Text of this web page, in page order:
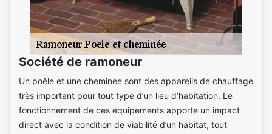
Société de ramoneur
Un poêle et une cheminée sont des appareils de chauffage
très important pour tout type d’un lieu d’habitation. Le
fonctionnement de ces équipements apporte un impact
direct avec la condition de viabilité d’un habitat, tout